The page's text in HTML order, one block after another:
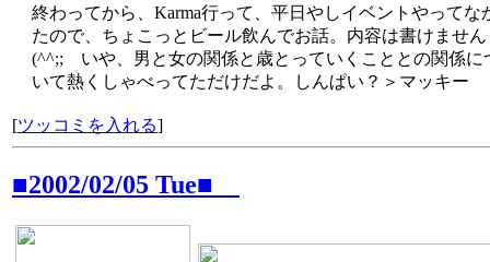
終わってから、Karma行って、平日やしイベントやってな
たので、ちょこっとビール飲んでお話。内容は書けません
(^^;; いや、男と女の関係と歳とっていくこととの関係に
いて熱くしゃべってただけだよ。しんぱい？＞マッキー
[ツッコミを入れる]
■2002/02/05 Tue■